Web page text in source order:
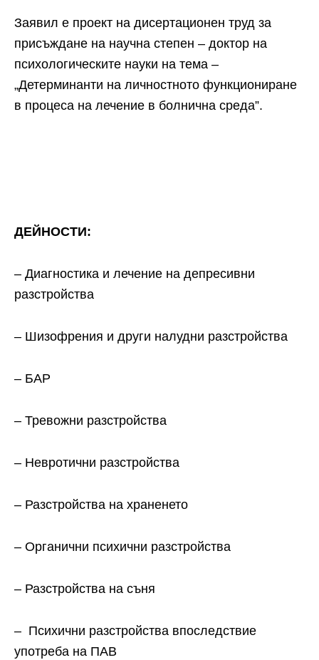
Заявил е проект на дисертационен труд за
присъждане на научна степен – доктор на
психологическите науки на тема –
„Детерминанти на личностното функциониране
в процеса на лечение в болнична среда”.
ДЕЙНОСТИ:
– Диагностика и лечение на депресивни
разстройства
– Шизофрения и други налудни разстройства
– БАР
– Тревожни разстройства
– Невротични разстройства
– Разстройства на храненето
– Органични психични разстройства
– Разстройства на съня
– Психични разстройства впоследствие
употреба на ПАВ